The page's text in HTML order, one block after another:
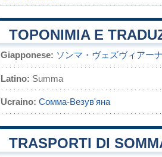
TOPONIMIA E
Giapponese: ソンマ・ヴェズヴィアーナ
Latino: Summa
Ucraino: Сомма-Везув'яна
TRASPORTI DI